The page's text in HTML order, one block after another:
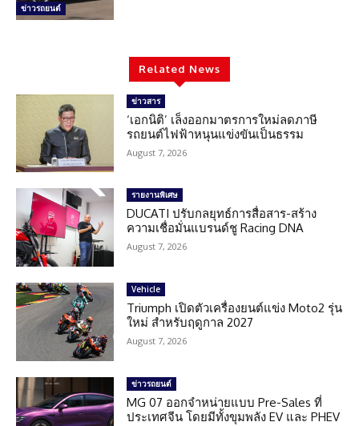
ข่าวรถยนต์
Related News
ข่าวสาร
‘เอกนิติ’ เล็งออกมาตรการใหม่ลดภาษี
รถยนต์ไฟฟ้าหนุนแข่งขันเป็นธรรม
August 7, 2026
รายงานพิเศษ
DUCATI ปรับกลยุทธ์การสื่อสาร-สร้าง
ความเชื่อมั่นแบรนด์ชู Racing DNA
August 7, 2026
Vehicle
Triumph เปิดตัวเครื่องยนต์แข่ง Moto2 รุ่น
ใหม่ สำหรับฤดูกาล 2027
August 7, 2026
ข่าวรถยนต์
MG 07 ออกจำหน่ายแบบ Pre-Sales ที่
ประเทศจีน โดยมีทั้งขุมพลัง EV และ PHEV